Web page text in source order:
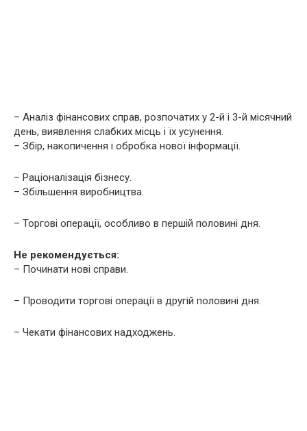
– Аналіз фінансових справ, розпочатих у 2-й і 3-й місячний
день, виявлення слабких місць і їх усунення.
– Збір, накопичення і обробка нової інформації.
– Раціоналізація бізнесу.
– Збільшення виробництва.
– Торгові операції, особливо в першій половині дня.
Не рекомендується:
– Починати нові справи.
– Проводити торгові операції в другій половині дня.
– Чекати фінансових надходжень.